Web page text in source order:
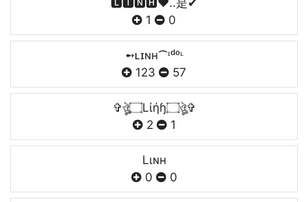
🅻🅸🅽🅷❤️..是✔
1
0
➻ʟɪɴʜ⁀ᶦᵈᵒᶫ
123
57
✞ঔৣ۝Lίήɧ۝ঔৣ✞
2
1
Lιɴн
0
0